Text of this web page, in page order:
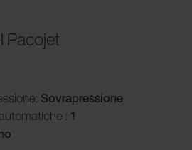
Pacojet
Sovrapressione
: 1